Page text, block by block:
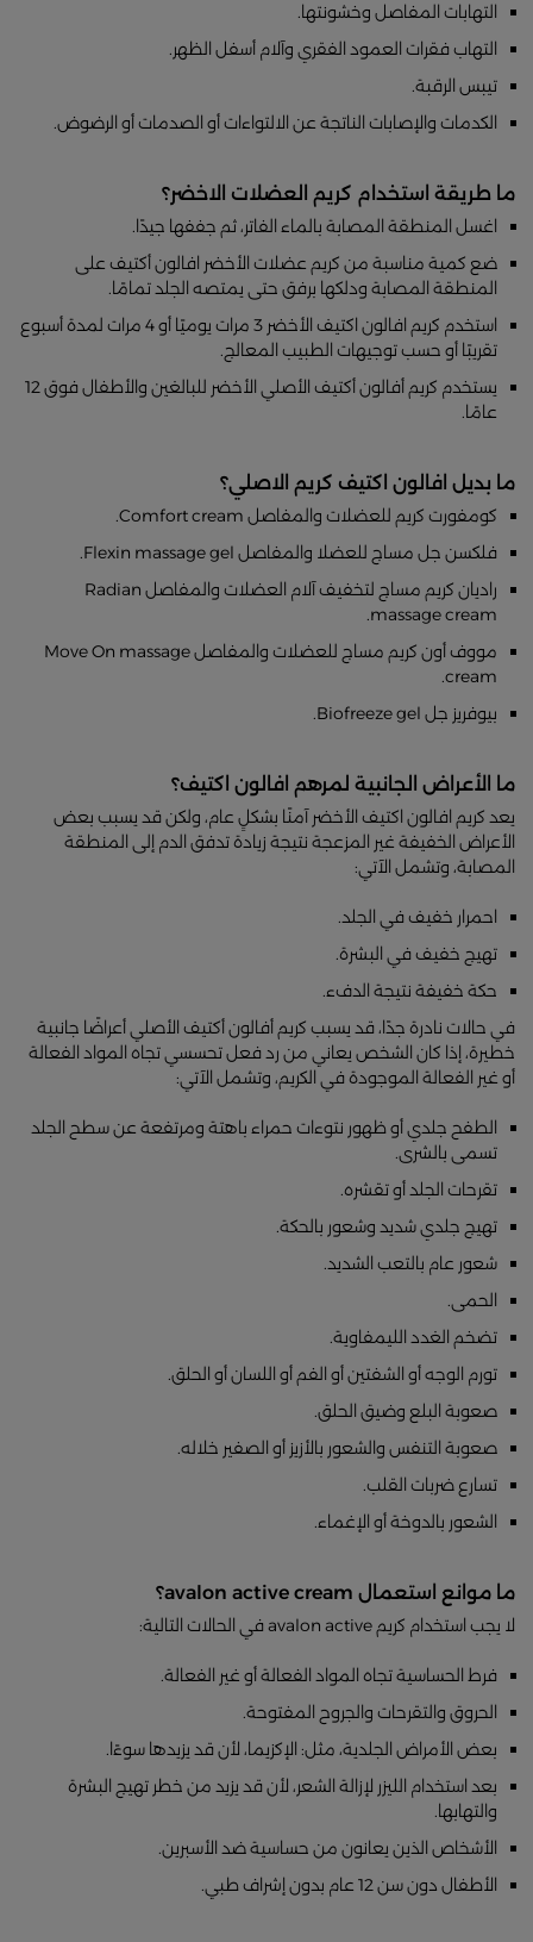
التهابات المفاصل وخشونتها.
التهاب فقرات العمود الفقري وآلام أسفل الظهر.
تيبس الرقبة.
الكدمات والإصابات الناتجة عن الالتواءات أو الصدمات أو الرضوض.
ما طريقة استخدام كريم العضلات الاخضر؟
اغسل المنطقة المصابة بالماء الفاتر، ثم جففها جيدًا.
ضع كمية مناسبة من كريم عضلات الأخضر افالون أكتيف على
المنطقة المصابة ودلكها برفق حتى يمتصه الجلد تمامًا.
استخدم كريم افالون اكتيف الأخضر 3 مرات يوميًا أو 4 مرات لمدة أسبوع
تقريبًا أو حسب توجيهات الطبيب المعالج.
يستخدم كريم أفالون أكتيف الأصلي الأخضر للبالغين والأطفال فوق 12
عامًا.
ما بديل افالون اكتيف كريم الاصلي؟
كومفورت كريم للعضلات والمفاصل Comfort cream.
فلكسن جل مساج للعضلا والمفاصل Flexin massage gel.
راديان كريم مساج لتخفيف آلام العضلات والمفاصل Radian
massage cream.
مووف أون كريم مساج للعضلات والمفاصل Move On massage
cream.
بيوفريز جل Biofreeze gel.
ما الأعراض الجانبية لمرهم افالون اكتيف؟
يعد كريم افالون اكتيف الأخضر آمنًا بشكلٍ عام، ولكن قد يسبب بعض
الأعراض الخفيفة غير المزعجة نتيجة زيادة تدفق الدم إلى المنطقة
المصابة، وتشمل الآتي:
احمرار خفيف في الجلد.
تهيج خفيف في البشرة.
حكة خفيفة نتيجة الدفء.
في حالات نادرة جدًا، قد يسبب كريم أفالون أكتيف الأصلي أعراضًا جانبية
خطيرة، إذا كان الشخص يعاني من رد فعل تحسسي تجاه المواد الفعالة
أو غير الفعالة الموجودة في الكريم، وتشمل الآتي:
الطفح جلدي أو ظهور نتوءات حمراء باهتة ومرتفعة عن سطح الجلد
تسمى بالشرى.
تقرحات الجلد أو تقشره.
تهيج جلدي شديد وشعور بالحكة.
شعور عام بالتعب الشديد.
الحمى.
تضخم الغدد الليمفاوية.
تورم الوجه أو الشفتين أو الفم أو اللسان أو الحلق.
صعوبة البلع وضيق الحلق.
صعوبة التنفس والشعور بالأزيز أو الصفير خلاله.
تسارع ضربات القلب.
الشعور بالدوخة أو الإغماء.
ما موانع استعمال avalon active cream؟
لا يجب استخدام كريم avalon active في الحالات التالية:
فرط الحساسية تجاه المواد الفعالة أو غير الفعالة.
الحروق والتقرحات والجروح المفتوحة.
بعض الأمراض الجلدية، مثل: الإكزيما، لأن قد يزيدها سوءًا.
بعد استخدام الليزر لإزالة الشعر، لأن قد يزيد من خطر تهيج البشرة
والتهابها.
الأشخاص الذين يعانون من حساسية ضد الأسبرين.
الأطفال دون سن 12 عام بدون إشراف طبي.